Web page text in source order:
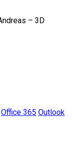
Office 365 Outlook